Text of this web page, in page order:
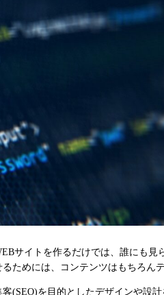
サイトを作るだけでは、誰にも見
るためには、コンテンツはもちろん
客(SEO)を目的としたデザインや設